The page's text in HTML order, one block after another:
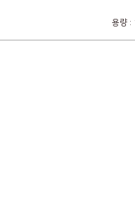
용량 :